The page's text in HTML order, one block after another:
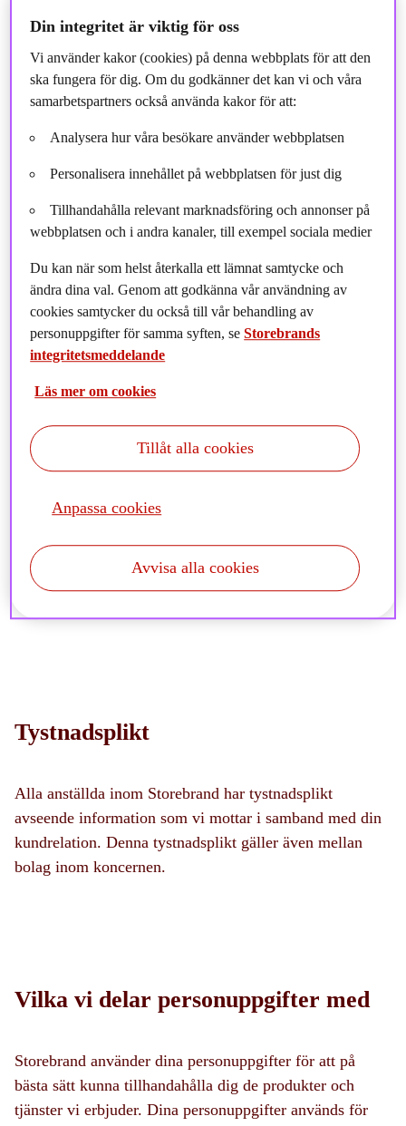
ändamål och med olika rättsliga grunder. Här får du en
översikt:
Kundadministration och
genomförande av produkt- och
Koncernkundregister
Utveckling av nya och befintliga
Marknadsföring
Statistik, analys, modellering och
riskklassificering
Tystnadsplikt
Alla anställda inom Storebrand har tystnadsplikt
avseende information som vi mottar i samband med din
kundrelation. Denna tystnadsplikt gäller även mellan
bolag inom koncernen.
Vilka vi delar personuppgifter med
Storebrand använder dina personuppgifter för att på
bästa sätt kunna tillhandahålla dig de produkter och
tjänster vi erbjuder. Dina personuppgifter används för
Din integritet är viktig för oss
Vi använder kakor (cookies) på denna webbplats för att den
ska fungera för dig. Om du godkänner det kan vi och våra
samarbetspartners också använda kakor för att:
Analysera hur våra besökare använder webbplatsen
Personalisera innehållet på webbplatsen för just dig
Tillhandahålla relevant marknadsföring och annonser på
webbplatsen och i andra kanaler, till exempel sociala medier
Du kan när som helst återkalla ett lämnat samtycke och
ändra dina val. Genom att godkänna vår användning av
cookies samtycker du också till vår behandling av
personuppgifter för samma syften, seStorebrands
integritetsmeddelande
Läs mer om cookies
Anpassa cookies
Avvisa alla cookies
Tillåt alla cookies